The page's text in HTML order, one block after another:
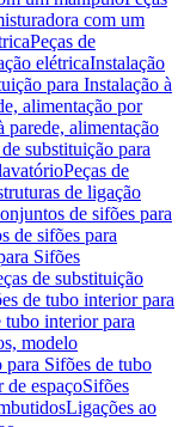
com um
Peças de
elétricaInstalação
para Instalação à
alimentação por
parede, alimentação
de substituição para
Peças de
de ligação
de sifões para
de sifões para
Sifões
de substituição
de tubo interior para
tubo interior para
modelo
para Sifões de tubo
espaçoSifões
Ligações ao